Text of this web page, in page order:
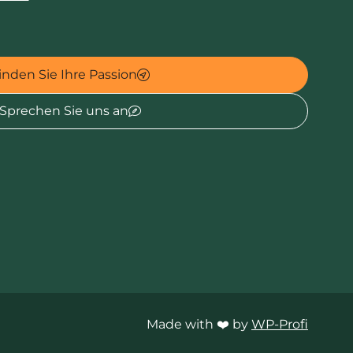
Sie Ihre Passion
Sie uns an
Made with ❤️ by WP-Profi